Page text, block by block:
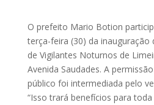
O prefeito Mario Botion
terça-feira (30) da inauguração
de Vigilantes Noturnos de
Avenida Saudades. A
público foi intermediada pelo
“Isso trará benefícios para